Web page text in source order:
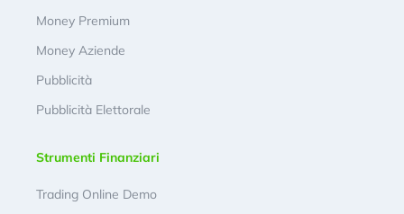
Money Premium
Money Aziende
Pubblicità
Pubblicità Elettorale
Strumenti Finanziari
Trading Online Demo